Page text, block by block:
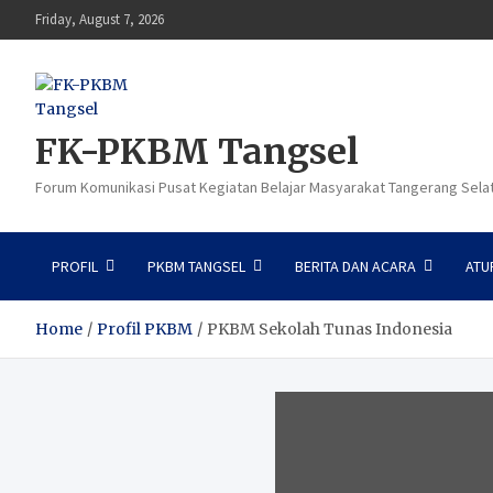
to
Friday, August 7, 2026
FK-PKBM Tangsel
Forum Komunikasi Pusat Kegiatan Belajar Masyarakat Tangerang
PROFIL PKBM TANGSEL BERITA DAN ACARA
Home Profil PKBM PKBM Sekolah Tunas Indonesia